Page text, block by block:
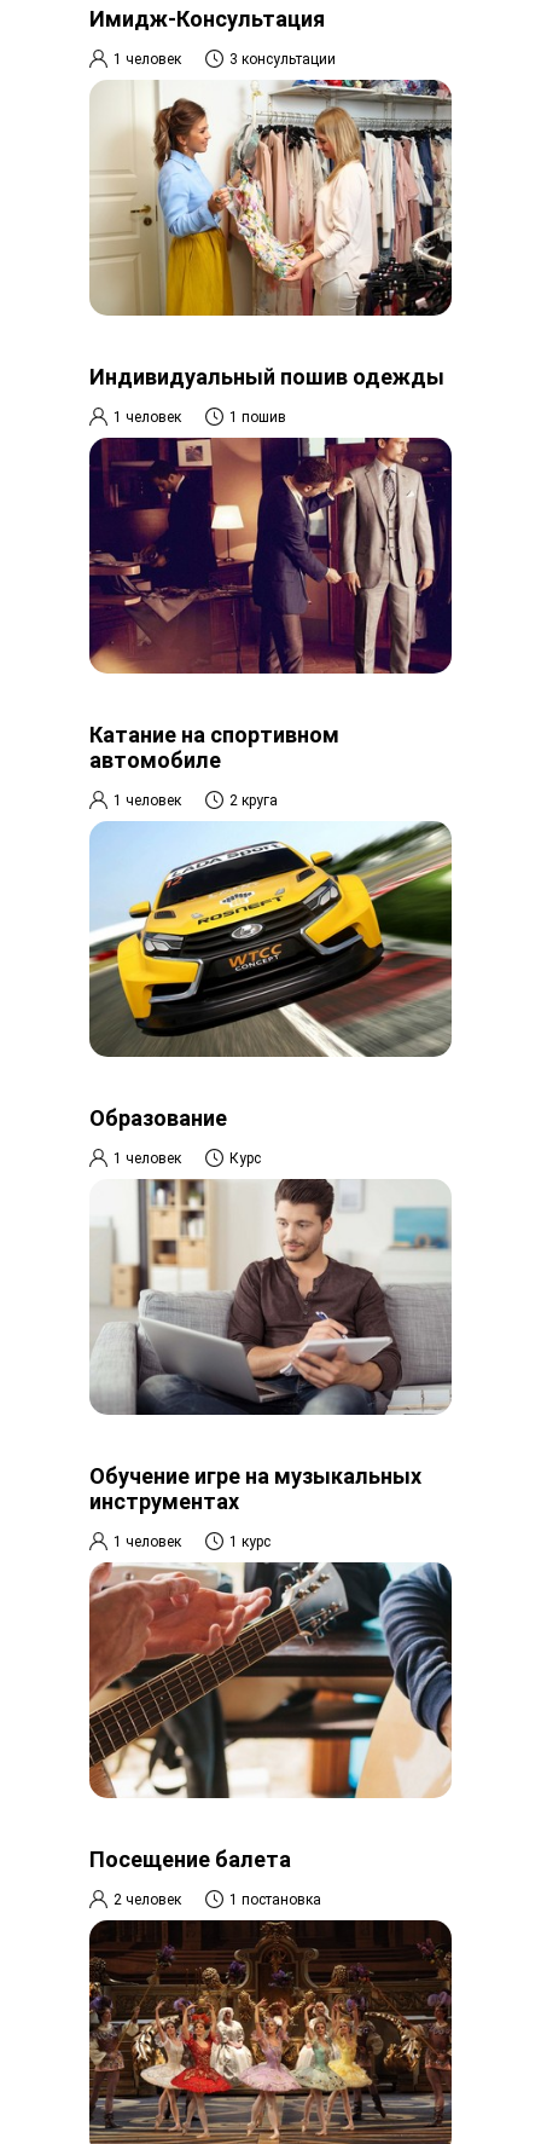
Имидж-Консультация
1 человек 3 консультации
Индивидуальный пошив одежды
1 человек 1 пошив
Катание на спортивном
автомобиле
1 человек 2 круга
Образование
1 человек Курс
Обучение игре на музыкальных
инструментах
1 человек 1 курс
Посещение балета
2 человек 1 постановка